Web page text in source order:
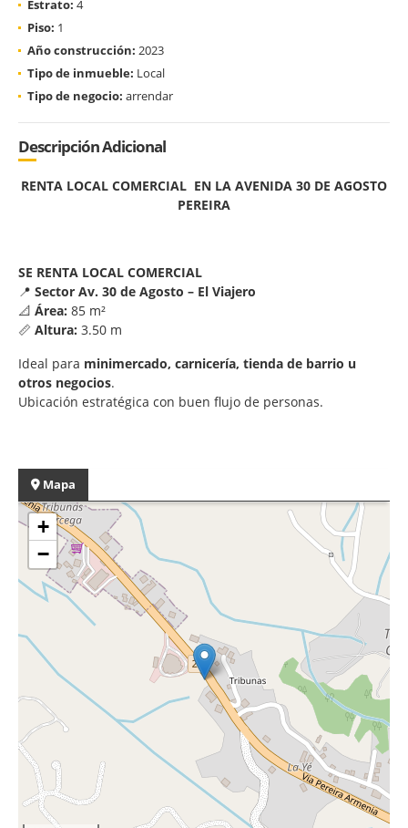
Estrato: 4
Piso: 1
Año construcción: 2023
Tipo de inmueble: Local
Tipo de negocio: arrendar
Descripción Adicional
RENTA LOCAL COMERCIAL EN LA AVENIDA 30 DE AGOSTO
PEREIRA
SE RENTA LOCAL COMERCIAL
📍 Sector Av. 30 de Agosto – El Viajero
📐 Área: 85 m²
📏 Altura: 3.50 m
Ideal para minimercado, carnicería, tienda de barrio u
otros negocios.
Ubicación estratégica con buen flujo de personas.
Mapa
+
−